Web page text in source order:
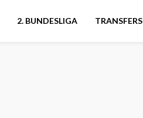
2. BUNDESLIGA TRANSFERS